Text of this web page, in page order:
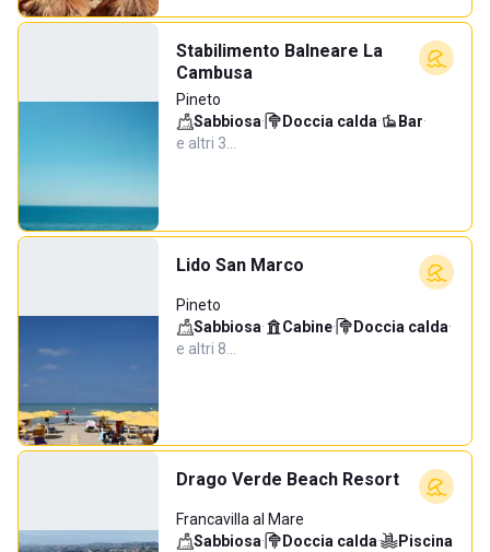
Stabilimento Balneare La
Cambusa
Pineto
Sabbiosa· Doccia calda· Bar·
e altri 3…
Lido San Marco
Pineto
Sabbiosa· Cabine· Doccia calda·
e altri 8…
Drago Verde Beach Resort
Francavilla al Mare
Sabbiosa· Doccia calda·
Piscina